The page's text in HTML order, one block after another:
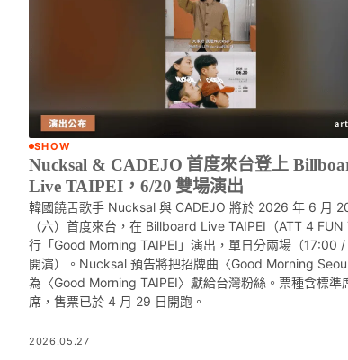
SHOW
Nucksal & CADEJO 首度來台登上
Live TAIPEI，6/20 雙場演出
韓國饒舌歌手 Nucksal 與 CADEJO 將於 2026 年 6 月
（六）首度來台，在 Billboard Live TAIPEI（ATT 4 FUN
行「Good Morning TAIPEI」演出，單日分兩場（17:00
開演）。Nucksal 預告將把招牌曲〈Good Morning
為〈Good Morning TAIPEI〉獻給台灣粉絲。票種含標準
席，售票已於 4 月 29 日開跑。
2026.05.27